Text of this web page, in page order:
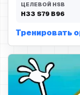
ЦЕЛЕВОЙ HSB
H33 S79 B96
Тренировать